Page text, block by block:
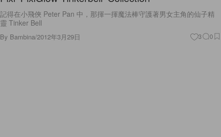
記得在小飛俠 Peter Pan 中，那揮一揮魔法棒守護著男女主角的仙子精
靈 Tinker Bell
By Bambina/2012年3月29日 3 0